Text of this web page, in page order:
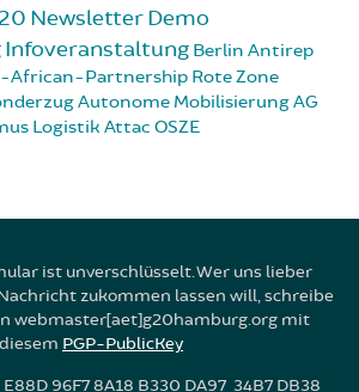
NewsletterDemo
Infoveranstaltung Berlin Antirep
African-Partnership Rote Zone
Autonome MobilisierungAG
Logistik Attac OSZE
ist unverschlüsselt. Wer uns lieber
zukommen lassen will, schreibe
webmaster[aet]g20hamburg.org mit
diesem PGP-PublicKey
96F7 8A18 B330 DA97 34B7 DB38